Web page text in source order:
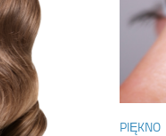
PIĘKNO